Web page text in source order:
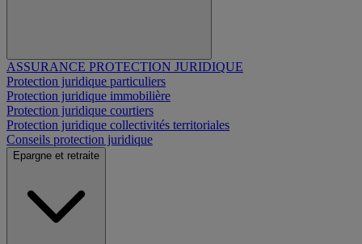
ASSURANCE PROTECTION JURIDIQUE
Protection juridique particuliers
Protection juridique immobilière
Protection juridique courtiers
Protection juridique collectivités territoriales
Conseils protection juridique
Epargne et retraite